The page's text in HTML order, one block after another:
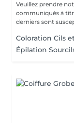
Veuillez prendre
communiqués à
derniers sont
Coloration Cils
Épilation